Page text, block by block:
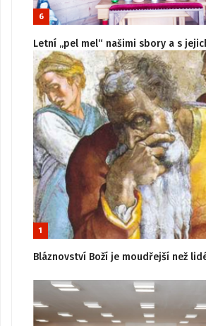
6
Letní „pel mel“ našimi sbory a s
1
Bláznovství Boží je moudřejší než